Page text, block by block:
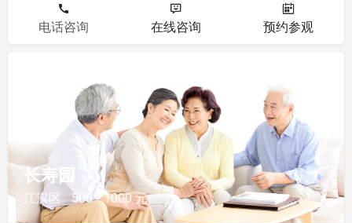
电话咨询 在线咨询 预约参观
长寿园
江汉区 500 - 1000 元